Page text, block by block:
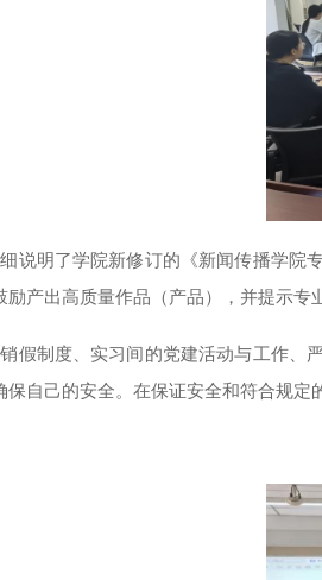
说明了学院新修订的《新闻传播学院
励产出高质量作品（产品），并提示专
假制度 、实习间的党建活动与工作、
保自己的安全。在保证安全和符合规定